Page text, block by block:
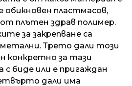
обикновен пластмасов,
плътен здрав полимер.
за закрепване са
Трето дали този
конкретно за тази
биде или е пригаждан
дали има